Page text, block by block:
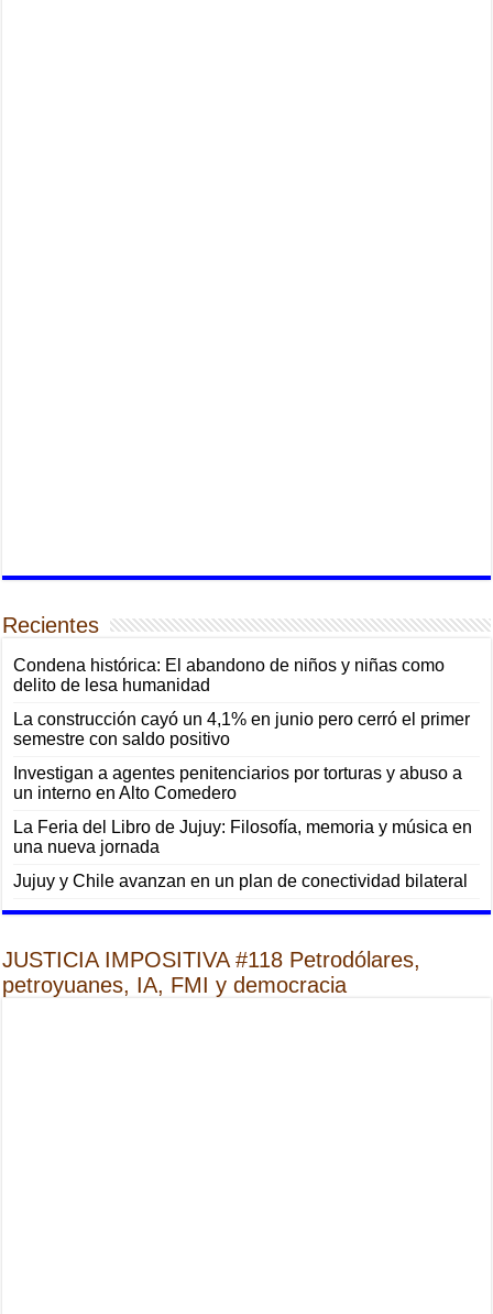
Recientes
Condena histórica: El abandono de niños y niñas como
delito de lesa humanidad
La construcción cayó un 4,1% en junio pero cerró el primer
semestre con saldo positivo
Investigan a agentes penitenciarios por torturas y abuso a
un interno en Alto Comedero
La Feria del Libro de Jujuy: Filosofía, memoria y música en
una nueva jornada
Jujuy y Chile avanzan en un plan de conectividad bilateral
JUSTICIA IMPOSITIVA #118 Petrodólares,
petroyuanes, IA, FMI y democracia